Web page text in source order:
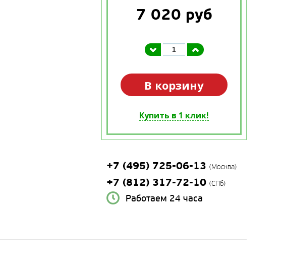
7 020 руб
В корзину
Купить в 1 клик!
+7 (495) 725-06-13 (Москва)
+7 (812) 317-72-10 (СПб)
Работаем 24 часа